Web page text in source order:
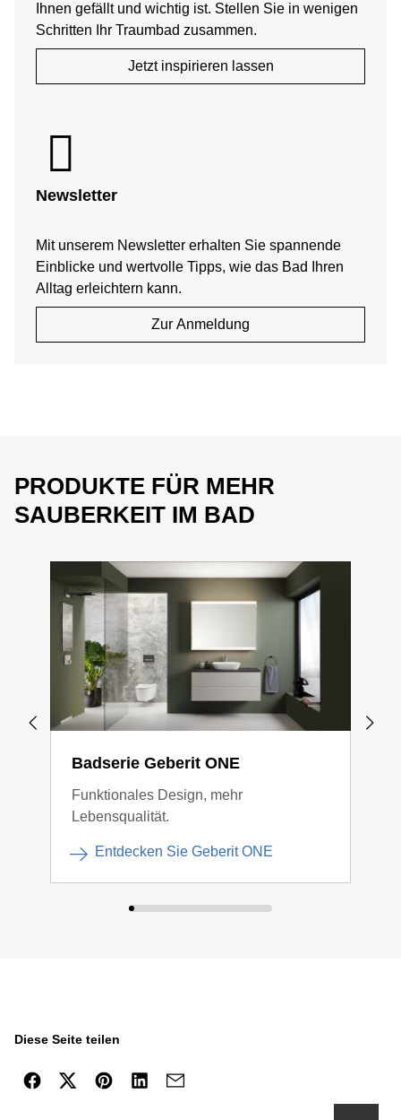
Ihnen gefällt und wichtig ist. Stellen Sie in wenigen
Schritten Ihr Traumbad zusammen.
Jetzt inspirieren lassen
Newsletter
Mit unserem Newsletter erhalten Sie spannende
Einblicke und wertvolle Tipps, wie das Bad Ihren
Alltag erleichtern kann.
Zur Anmeldung
PRODUKTE FÜR MEHR
SAUBERKEIT IM BAD
Badserie Geberit ONE
Funktionales Design, mehr
Lebensqualität.
Entdecken Sie Geberit ONE
Diese Seite teilen